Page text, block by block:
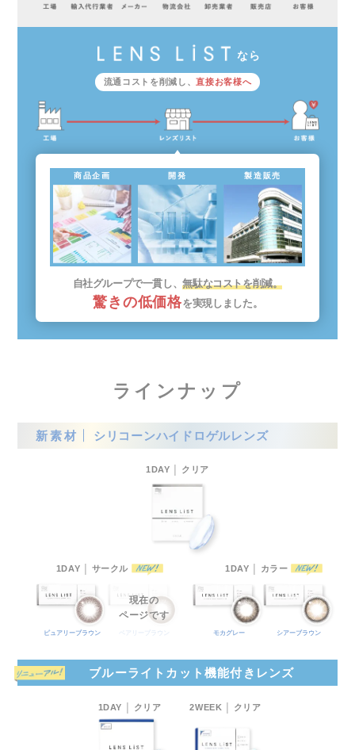
なら
流通コストを削減し、直接お客様へ
商品企画 開発 製造販売
自社グループで一貫し、無駄なコストを削減。
驚きの低価格を実現しました。
ラインナップ
新素材 シリコーンハイドロゲルレンズ
1DAY │ クリア
1DAY │ サークル
ピュアリーブラウン ベアリーブラウン
現在の
ページです
1DAY │ カラー
モカグレー シアーブラウン
ブルーライトカット機能付きレンズ
1DAY │ クリア 2WEEK │ クリア